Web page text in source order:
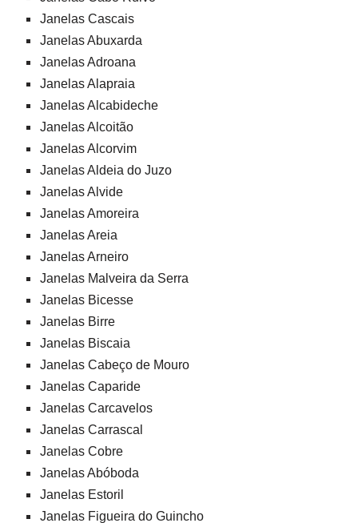
Janelas Cascais
Janelas Abuxarda
Janelas Adroana
Janelas Alapraia
Janelas Alcabideche
Janelas Alcoitão
Janelas Alcorvim
Janelas Aldeia do Juzo
Janelas Alvide
Janelas Amoreira
Janelas Areia
Janelas Arneiro
Janelas Malveira da Serra
Janelas Bicesse
Janelas Birre
Janelas Biscaia
Janelas Cabeço de Mouro
Janelas Caparide
Janelas Carcavelos
Janelas Carrascal
Janelas Cobre
Janelas Abóboda
Janelas Estoril
Janelas Figueira do Guincho